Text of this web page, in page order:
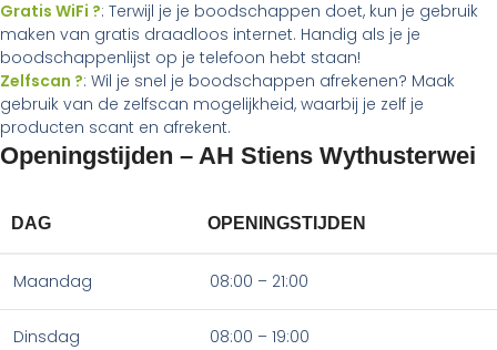
Gratis WiFi ?: Terwijl je je boodschappen doet, kun je gebruik
maken van gratis draadloos internet. Handig als je je
boodschappenlijst op je telefoon hebt staan!
Zelfscan ?: Wil je snel je boodschappen afrekenen? Maak
gebruik van de zelfscan mogelijkheid, waarbij je zelf je
producten scant en afrekent.
Openingstijden – AH Stiens Wythusterwei
DAG OPENINGSTIJDEN
Maandag 08:00 – 21:00
Dinsdag 08:00 – 19:00